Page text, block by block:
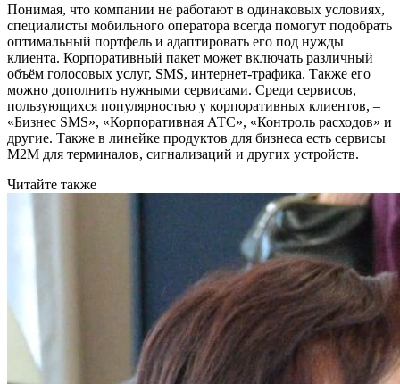
Понимая, что компании не работают в одинаковых условиях,
специалисты мобильного оператора всегда помогут подобрать
оптимальный портфель и адаптировать его под нужды
клиента. Корпоративный пакет может включать различный
объём голосовых услуг, SMS, интернет-трафика. Также его
можно дополнить нужными сервисами. Среди сервисов,
пользующихся популярностью у корпоративных клиентов, –
«Бизнес SMS», «Корпоративная АТС», «Контроль расходов» и
другие. Также в линейке продуктов для бизнеса есть сервисы
M2M для терминалов, сигнализаций и других устройств.
Читайте также